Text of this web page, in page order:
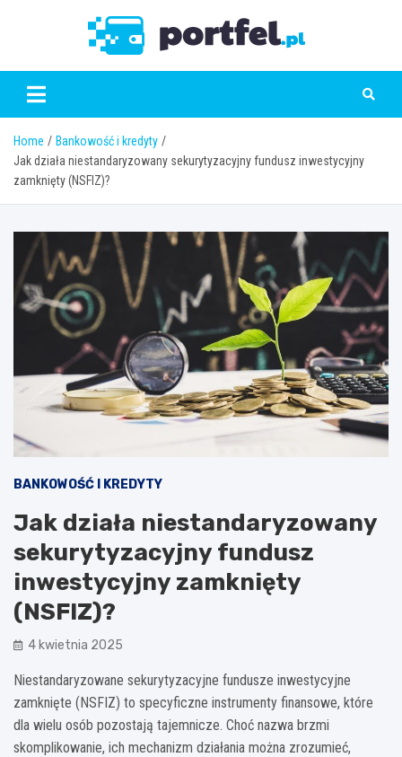
Home
Bankowość i kredyty
Jak działa niestandaryzowany sekurytyzacyjny fundusz inwestycyjny
zamknięty (NSFIZ)?
BANKOWOŚĆ I KREDYTY
Jak działa niestandaryzowany
sekurytyzacyjny fundusz
inwestycyjny zamknięty
(NSFIZ)?
4 kwietnia 2025
Niestandaryzowane sekurytyzacyjne fundusze inwestycyjne
zamknięte (NSFIZ) to specyficzne instrumenty finansowe, które
dla wielu osób pozostają tajemnicze. Choć nazwa brzmi
skomplikowanie, ich mechanizm działania można zrozumieć,